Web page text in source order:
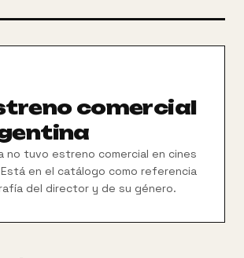
comercial
no tuvo estreno comercial en cines
en el catálogo como referencia
del director y de su género.